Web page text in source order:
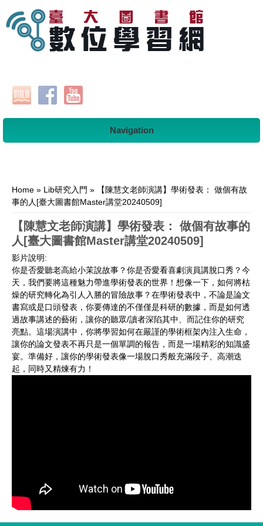
Navigation
Home » Lib研究入門 » 【陳慧文老師演講】學術發表： 做個有故
事的人[臺大圖書館Master講堂20240509]
【陳慧文老師演講】學術發表： 做個有故事的
人[臺大圖書館Master講堂20240509]
影片說明:
你是否愛聽老高給小茉說故事？你是否愛看喜劇演員講脫口秀？今
天，我們要將這種魅力帶進學術發表的世界！想像一下，如何將枯
燥的研究轉化為引人入勝的冒險故事？在學術發表中，不論是論文
書寫或是口頭發表，你要傳達的不僅僅是科研的數據，而是如何透
過故事講述的藝術，讓你的聽眾/讀者深陷其中、而記住你的研究
亮點。這場演講中，你將學習如何在嚴謹的學術框架內注入生命，
讓你的論文發表不再只是一個單調的報告，而是一場精彩的知識盛
宴。準備好，讓你的學術發表像一場脫口秀般充滿段子、高潮迭
起，同時又精煉有力！